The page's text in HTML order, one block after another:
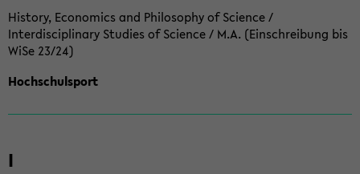
History, Economics and Philosophy of Science /
Interdisciplinary Studies of Science / M.A. (Einschreibung bis
WiSe 23/24)
Hochschulsport
I